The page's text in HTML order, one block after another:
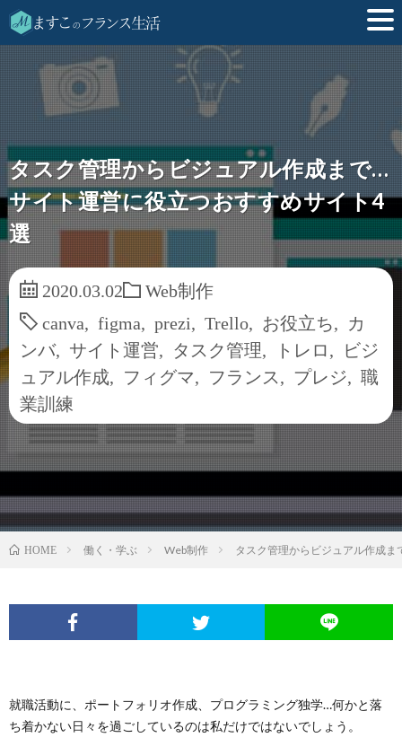
タスク管理からビジュアル作成まで…
サイト運営に役立つおすすめサイト4
選
2020.03.02
Web制作
canva
figma prezi Trello お役立ち
カ
ンバ, サイト運営 タスク管理 トレロ
ビジ
ュアル作成
フィグマ フランス プレジ
職
業訓練
HOME 働く・学ぶ Web制作 タスク管理からビジュアル作成
就職活動に、ポートフォリオ作成、プログラミング独学…何かと落
ち着かない日々を過ごしているのは私だけではないでしょう。